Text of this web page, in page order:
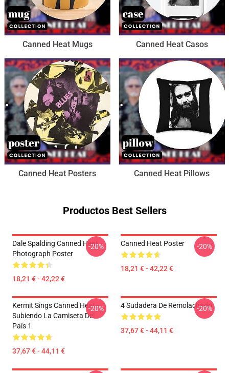
Canned Heat Mugs Canned Heat Casos
Canned Heat Posters Canned Heat Pillows
Productos Best Sellers
Dale Spalding Canned Heat
Photograph Poster
18,21 € - 42,22 €
-20% Canned Heat Poster
18,21 € - 42,22 €
-20%
Kermit Sings Canned Heat -
Subiendo La Camiseta Del
País 1
37,67 € - 44,11 €
-20% 4 Sudadera De Remolachado
37,67 € - 44,11 €
-20%